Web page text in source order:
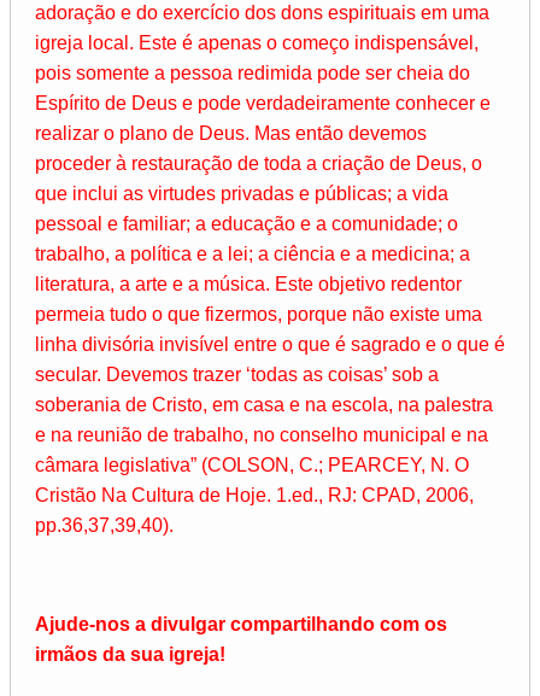
adoração e do exercício dos dons espirituais em uma
igreja local. Este é apenas o começo indispensável,
pois somente a pessoa redimida pode ser cheia do
Espírito de Deus e pode verdadeiramente conhecer e
realizar o plano de Deus. Mas então devemos
proceder à restauração de toda a criação de Deus, o
que inclui as virtudes privadas e públicas; a vida
pessoal e familiar; a educação e a comunidade; o
trabalho, a política e a lei; a ciência e a medicina; a
literatura, a arte e a música. Este objetivo redentor
permeia tudo o que fizermos, porque não existe uma
linha divisória invisível entre o que é sagrado e o que é
secular. Devemos trazer ‘todas as coisas’ sob a
soberania de Cristo, em casa e na escola, na palestra
e na reunião de trabalho, no conselho municipal e na
câmara legislativa” (COLSON, C.; PEARCEY, N. O
Cristão Na Cultura de Hoje. 1.ed., RJ: CPAD, 2006,
pp.36,37,39,40).
Ajude-nos a divulgar compartilhando com os
irmãos da sua igreja!